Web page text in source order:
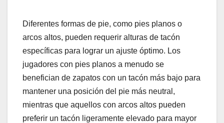
Diferentes formas de pie, como pies planos o
arcos altos, pueden requerir alturas de tacón
específicas para lograr un ajuste óptimo. Los
jugadores con pies planos a menudo se
benefician de zapatos con un tacón más bajo para
mantener una posición del pie más neutral,
mientras que aquellos con arcos altos pueden
preferir un tacón ligeramente elevado para mayor